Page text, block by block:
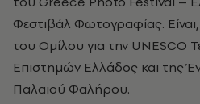
Φεστιβάλ Φωτογραφίας.
του Ομίλου για την UNESCO
Επιστημών Ελλάδος και της
Παλαιού Φαλήρου.